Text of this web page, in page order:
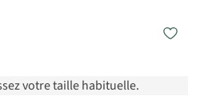
votre taille habituelle.